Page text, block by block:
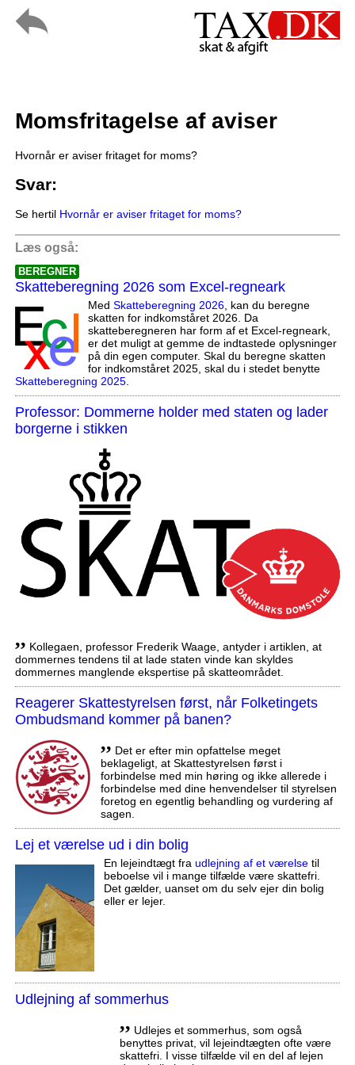
Momsfritagelse af aviser
Hvornår er aviser fritaget for moms?
Svar:
Se hertil Hvornår er aviser fritaget for moms?
Læs også:
BEREGNER
Skatteberegning 2026 som Excel-regneark
Med Skatteberegning 2026, kan du beregne
skatten for indkomståret 2026. Da
skatteberegneren har form af et Excel-regneark,
er det muligt at gemme de indtastede oplysninger
på din egen computer. Skal du beregne skatten
for indkomståret 2025, skal du i stedet benytte
Skatteberegning 2025.
Professor: Dommerne holder med staten og lader
borgerne i stikken
,, Kollegaen, professor Frederik Waage, antyder i artiklen, at
dommernes tendens til at lade staten vinde kan skyldes
dommernes manglende ekspertise på skatteområdet.
Reagerer Skattestyrelsen først, når Folketingets
Ombudsmand kommer på banen?
,, Det er efter min opfattelse meget
beklageligt, at Skattestyrelsen først i
forbindelse med min høring og ikke allerede i
forbindelse med dine henvendelser til styrelsen
foretog en egentlig behandling og vurdering af
sagen.
Lej et værelse ud i din bolig
En lejeindtægt fra udlejning af et værelsetil
beboelse vil i mange tilfælde være skattefri.
Det gælder, uanset om du selv ejer din bolig
eller er lejer.
Udlejning af sommerhus
,, Udlejes et sommerhus, som også
benyttes privat, vil lejeindtægten ofte være
skattefri. I visse tilfælde vil en del af lejen